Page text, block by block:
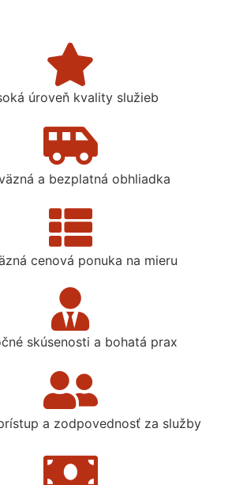
úroveň kvality služieb
a bezplatná obhliadka
cenová ponuka na mieru
skúsenosti a bohatá prax
a zodpovednosť za služby